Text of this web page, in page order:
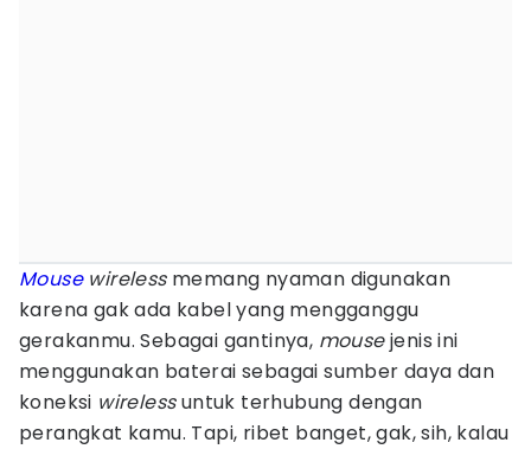
Mousewirelessmemang nyaman digunakan
karena gak ada kabel yang mengganggu
gerakanmu. Sebagai gantinya, mousejenis ini
menggunakan baterai sebagai sumber daya dan
koneksi wirelessuntuk terhubung dengan
perangkat kamu. Tapi, ribet banget, gak, sih, kalau